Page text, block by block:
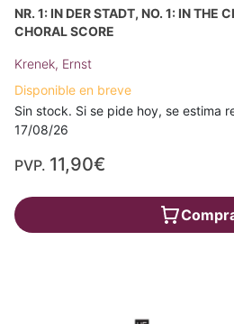
NR. 1: IN DER STADT, NO. 1: IN THE
CHORAL SCORE
Krenek, Ernst
Disponible en breve
Sin stock. Si se pide hoy, se estima
17/08/26
PVP. 11,90€